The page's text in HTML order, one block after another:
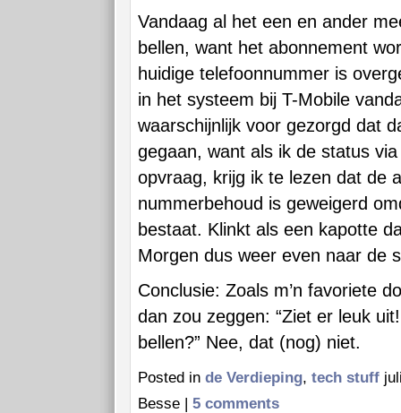
Vandaag al het een en ander
bellen, want het abonnement
huidige telefoonnummer is
in het systeem bij T-Mobile
waarschijnlijk voor gezorgd dat
gegaan, want als ik de status
opvraag, krijg ik te lezen dat de
nummerbehoud is geweigerd
bestaat. Klinkt als een kapotte
Morgen dus weer even naar de
Conclusie: Zoals m’n favoriete
dan zou zeggen: “Ziet er leuk
bellen?” Nee, dat (nog) niet.
Posted in de Verdieping, tech stuff
Besse | 5 comments